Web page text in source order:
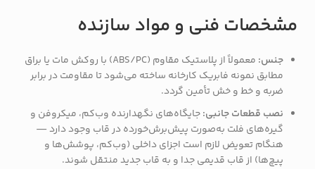
مشخصات فنی و مواد سازنده
جنس:
معمولاً از پلاستیک مقاوم (ABS/PC) با روکش مات یا براق
مطابق نمونه فابریک کارخانه ساخته می‌شود تا مقاومت در برابر
ضربه و خط و خش تأمین گردد.
نصب قطعات جانبی:جایگاه‌های نگهدارنده وب‌کم، میکروفن و
گیره‌های فلت به‌صورت پیش‌برش‌خورده در قاب وجود دارد —
هنگام تعویض لازم است اجزای داخلی (وب‌کم، پوشش‌ها و
پیچ‌ها) از قاب قدیمی جدا و به قاب جدید منتقل شوند.